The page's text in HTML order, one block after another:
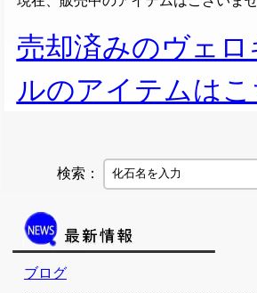
売却済みのヴェロ
ルのアイテムはこ
検索：
ブログ